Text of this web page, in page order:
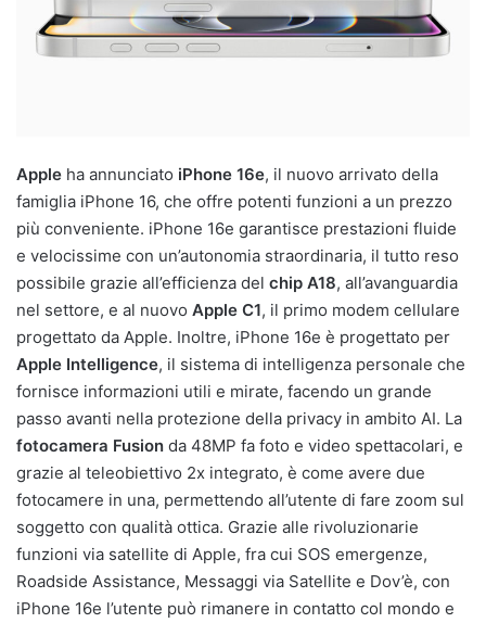
Apple ha annunciato iPhone 16e, il nuovo arrivato della
famiglia iPhone 16, che offre potenti funzioni a un prezzo
più conveniente. iPhone 16e garantisce prestazioni fluide
e velocissime con un’autonomia straordinaria, il tutto reso
possibile grazie all’efficienza del chip A18, all’avanguardia
nel settore, e al nuovo Apple C1, il primo modem cellulare
progettato da Apple. Inoltre, iPhone 16e è progettato per
Apple Intelligence, il sistema di intelligenza personale che
fornisce informazioni utili e mirate, facendo un grande
passo avanti nella protezione della privacy in ambito AI. La
fotocamera Fusion da 48MP fa foto e video spettacolari, e
grazie al teleobiettivo 2x integrato, è come avere due
fotocamere in una, permettendo all’utente di fare zoom sul
soggetto con qualità ottica. Grazie alle rivoluzionarie
funzioni via satellite di Apple, fra cui SOS emergenze,
Roadside Assistance, Messaggi via Satellite e Dov’è, con
iPhone 16e l’utente può rimanere in contatto col mondo e